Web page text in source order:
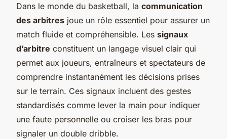
Dans le monde du basketball, la communication
des arbitres joue un rôle essentiel pour assurer un
match fluide et compréhensible. Les signaux
d’arbitre constituent un langage visuel clair qui
permet aux joueurs, entraîneurs et spectateurs de
comprendre instantanément les décisions prises
sur le terrain. Ces signaux incluent des gestes
standardisés comme lever la main pour indiquer
une faute personnelle ou croiser les bras pour
signaler un double dribble.